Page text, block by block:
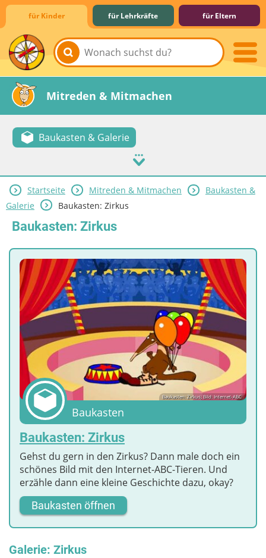
für Kinder für Lehrkräfte für Eltern
Lernen & Schule
Hobby & Freizeit
Spiel & Spaß
Mitreden & Mitmachen
Baukasten & Galerie
Startseite Mitreden & Mitmachen
Baukasten &
Galerie
Baukasten: Zirkus
Baukasten: Zirkus
Baukasten: Zirkus; Bild: Internet-ABC
Baukasten
Baukasten: Zirkus
Gehst du gern in den Zirkus? Dann male doch ein
schönes Bild mit den Internet-ABC-Tieren. Und
erzähle dann eine kleine Geschichte dazu, okay?
Baukasten öffnen
Galerie: Zirkus